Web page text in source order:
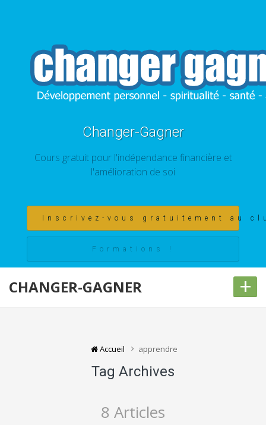
Changer-Gagner
Cours gratuit pour l'indépendance financière et
l'amélioration de soi
Inscrivez-vous gratuitement au
Formations !
CHANGER-GAGNER +
Accueil apprendre
Tag Archives
8 Articles